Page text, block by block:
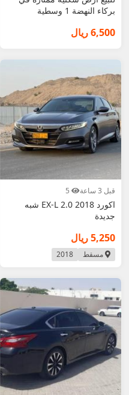
بركاء النهضة 1 وسطية
6,500 ريال
قبل 3 ساعة
اكورد 2018 EX-L 2.0 شبه
جديدة
5,250 ريال
مسقط 2018